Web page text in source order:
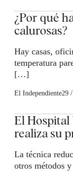
¿Por qué
calurosas?
Hay casas,
temperatura
[…]
El Independiente29
El Hospital
realiza su
La técnica
otros métodos